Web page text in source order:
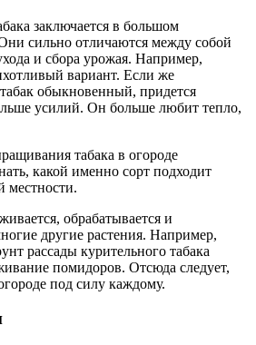
заключается в большом
сильно отличаются между собой
и сбора урожая. Например,
вариант. Если же
обыкновенный, придется
усилий. Он больше любит тепло,
табака в огороде
какой именно сорт подходит
местности.
обрабатывается и
другие растения. Например,
рассады курительного табака
помидоров. Отсюда следует,
под силу каждому.